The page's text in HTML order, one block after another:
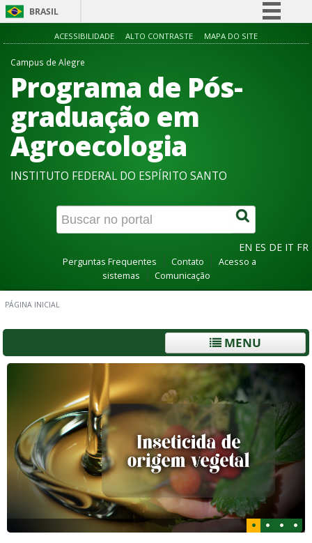
BRASIL
Simplifique!
Participe
Acesso à informação
ACESSIBILIDADE ALTO CONTRASTE MAPA DO SITE
Campus de Alegre
Programa de Pós-
graduação em
Agroecologia
INSTITUTO FEDERAL DO ESPÍRITO SANTO
EN ES DE IT FR
Perguntas Frequentes Contato
Acesso a
sistemas
Comunicação
PÁGINA INICIAL
MENU